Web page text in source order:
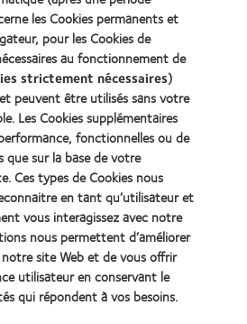
."
et vision
les Cookies permanents et
pour les Cookies de
au fonctionnement de
strictement nécessaires)
peuvent être utilisés sans votre
Les Cookies supplémentaires
fonctionnelles ou de
que sur la base de votre
Ces types de Cookies nous
en tant qu’utilisateur et
vous interagissez avec notre
nous permettent d’améliorer
site Web et de vous offrir
utilisateur en conservant le
qui répondent à vos besoins.